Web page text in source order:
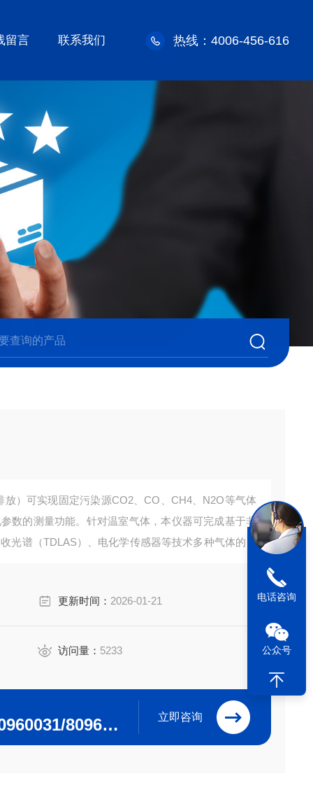
留言 联系我们 热线：4006-456-616
放）可实现固定污染源CO2、CO、CH4、N2O等气体
数的测量功能。针对温室气体，本仪器可完成基于非
光谱（TDLAS）、电化学传感器等技术多种气体的测
更新时间： 2026-01-21
访问量： 5233
0532-84615915/80960031/80960032 立即咨询
电话咨询
公众号